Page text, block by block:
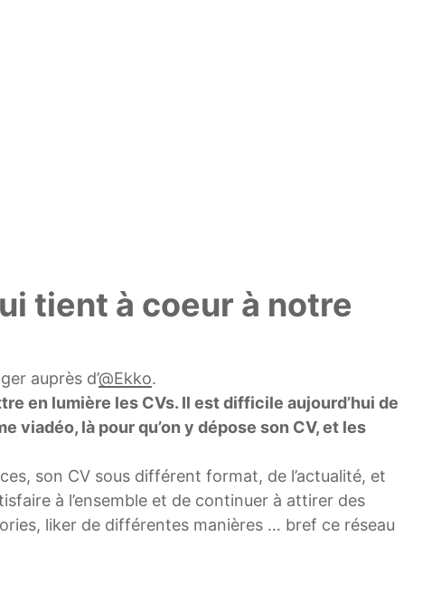
tient à coeur à notre
auprès d’@Ekko.
en lumière les CVs. Il est difficile aujourd’hui de
viadéo, là pour qu’on y dépose son CV, et les
son CV sous différent format, de l’actualité, et
à l’ensemble et de continuer à attirer des
liker de différentes manières … bref ce réseau